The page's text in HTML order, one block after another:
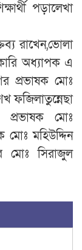
পড়ালেখা
রাখেন,ভোলা
অধ্যাপক এ
প্রভাষক মোঃ
ফজিলাতুন্নেছা
প্রভাষক মোঃ
মোঃ মহিউদ্দিন
মোঃ সিরাজুল